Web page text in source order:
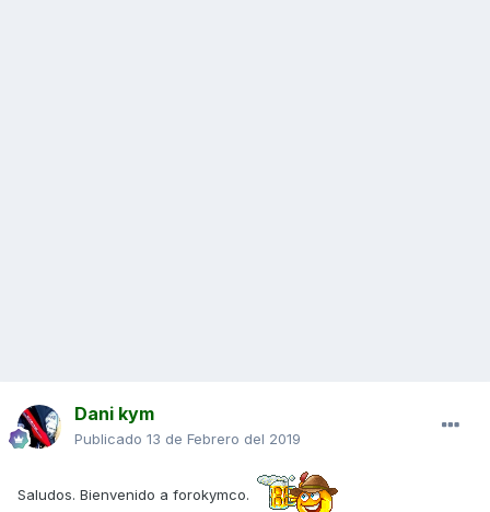
Dani kym
Publicado 13 de Febrero del 2019
Saludos. Bienvenido a forokymco.